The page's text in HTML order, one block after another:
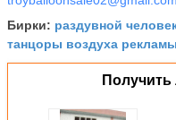
Бирки: раздувной
танцоры воздуха рекламы